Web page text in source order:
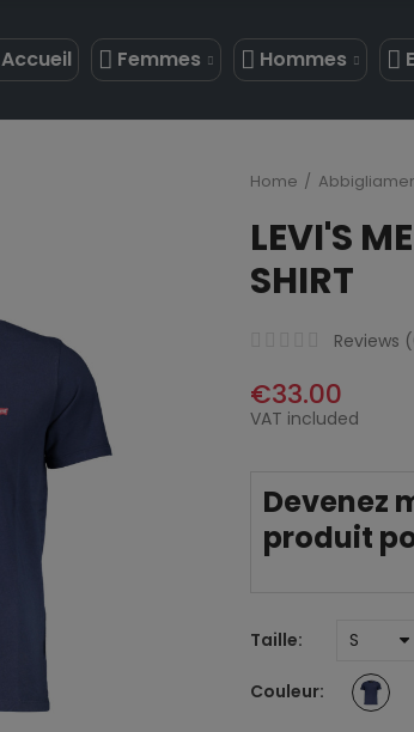
Accueil Femmes Hommes
Home
LEVI'S
SHIRT
Reviews (
€33.00
VAT included
Devenez
produit
Taille
Couleur